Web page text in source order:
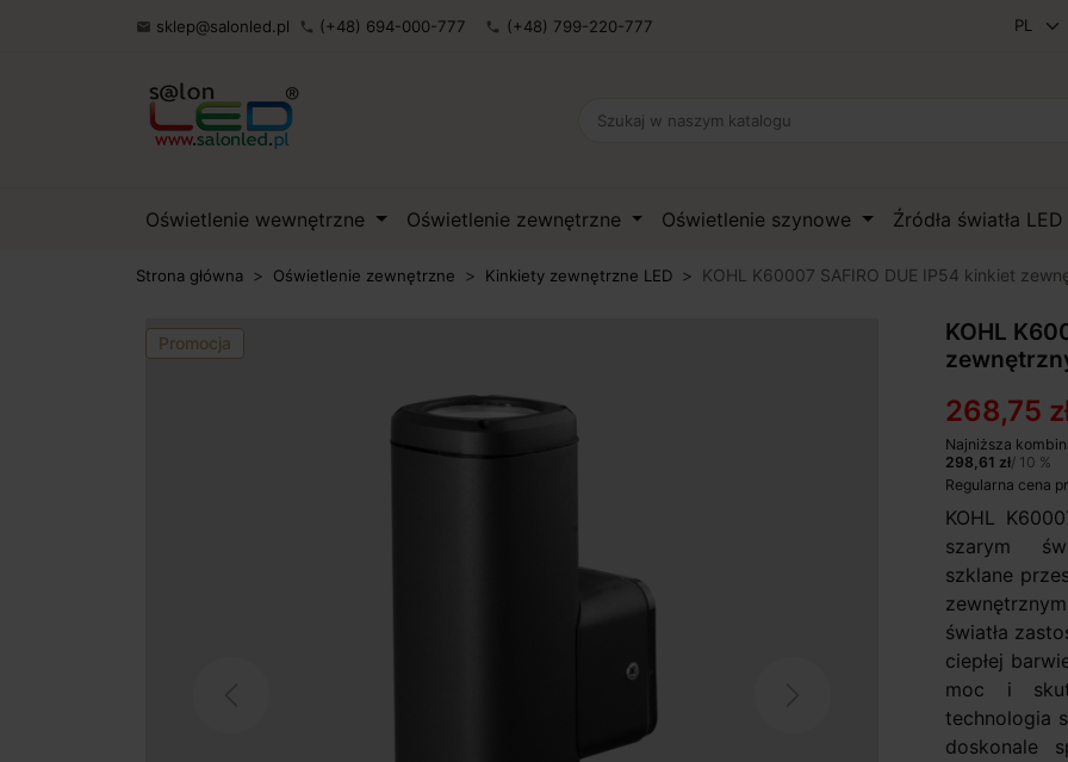
 sklep@salonled.pl phone (+48) 694-000-777 phone (+48) 799-220-777
Oświetlenie wewnętrzne Oświetlenie zewnętrzne Oświetlenie szynowe Źródła światła LED
Strona główna Oświetlenie zewnętrzne Kinkiety zewnętrzne LED KOHL K60007 SAFIRO DUE IP54 kinkiet
Promocja
KOHL
268,75
Najniższa
298,61 zł/ 10 %
Regularna cena
KOHL
szarym
szklane
światła
ciepłej
moc i
technologia
doskonale